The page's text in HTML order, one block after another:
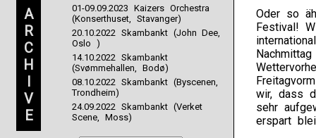
A
R
C
H
I
V
E
01-09.09.2023 Kaizers Orchestra
(Konserthuset, Stavanger)
20.10.2022 Skambankt (John Dee,
Oslo )
14.10.2022 Skambankt
(Svømmehallen, Bodø)
08.10.2022 Skambankt (Byscenen,
Trondheim)
24.09.2022 Skambankt (Verket
Scene, Moss)
Oder so
Festival!
wir, dass
sehr
erspart